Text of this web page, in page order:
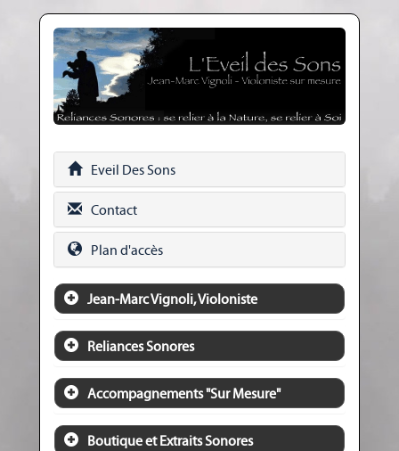
Eveil Des Sons
Contact
Plan d'accès
Jean-Marc Vignoli, Violoniste
Reliances Sonores
Accompagnements "Sur Mesure"
Boutique et Extraits Sonores